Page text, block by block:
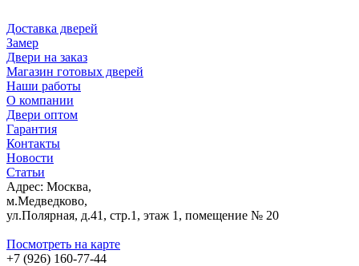
Доставка дверей
Замер
Двери на заказ
Магазин готовых дверей
Наши работы
О компании
Двери оптом
Гарантия
Контакты
Новости
Статьи
Адрес: Москва,
м.Медведково,
ул.Полярная, д.41, стр.1, этаж 1, помещение № 20
Посмотреть на карте
+7 (926) 160-77-44